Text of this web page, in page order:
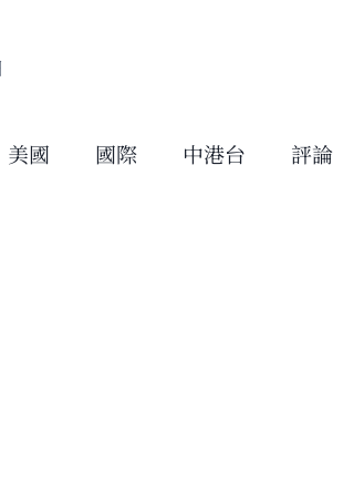
美國 國際 中港台 評論